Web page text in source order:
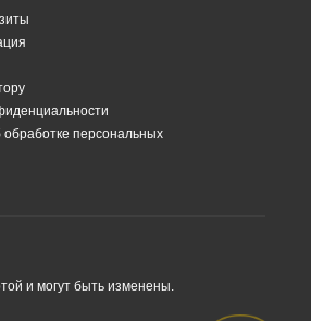
персональных
и могут быть изменены.